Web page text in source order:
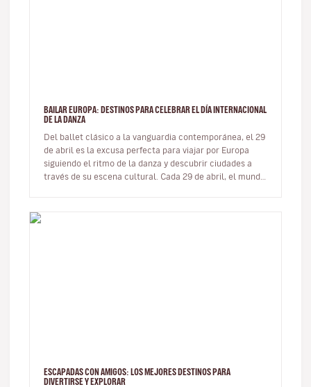
BAILAR EUROPA: DESTINOS PARA CELEBRAR EL DÍA INTERNACIONAL
DE LA DANZA
Del ballet clásico a la vanguardia contemporánea, el 29
de abril es la excusa perfecta para viajar por Europa
siguiendo el ritmo de la danza y descubrir ciudades a
través de su escena cultural. Cada 29 de abril, el mundo
ESCAPADAS CON AMIGOS: LOS MEJORES DESTINOS PARA
DIVERTIRSE Y EXPLORAR